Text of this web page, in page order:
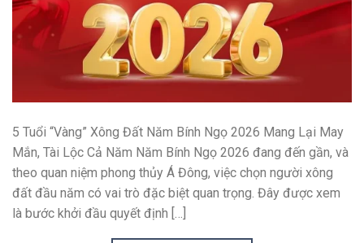
5 Tuổi “Vàng” Xông Đất Năm Bính Ngọ 2026 Mang Lại May
Mắn, Tài Lộc Cả Năm Năm Bính Ngọ 2026 đang đến gần, và
theo quan niệm phong thủy Á Đông, việc chọn người xông
đất đầu năm có vai trò đặc biệt quan trọng. Đây được xem
là bước khởi đầu quyết định […]